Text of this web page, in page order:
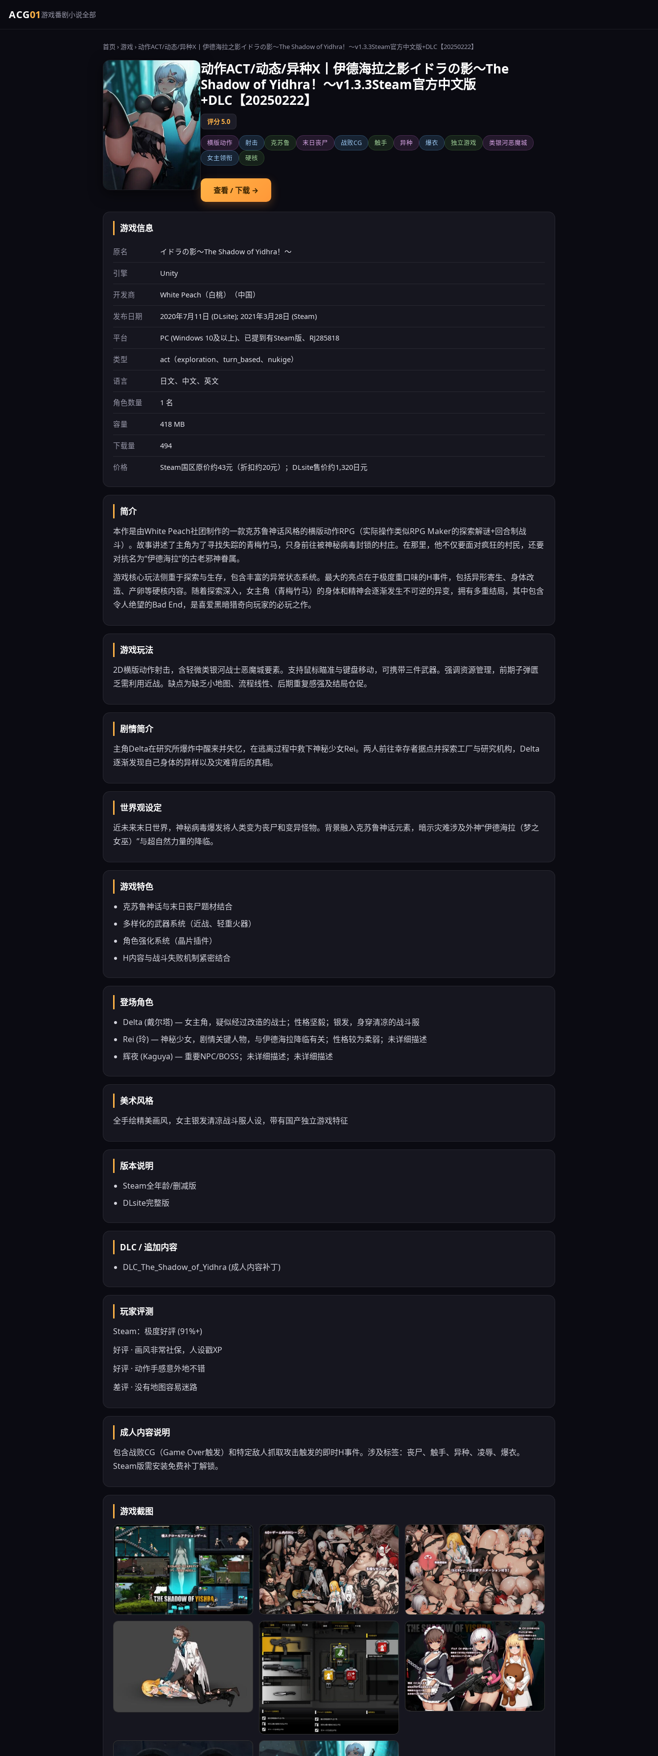
ACG01游戏番剧小说全部
首页 ›游戏› 动作ACT/动态/异种X丨伊德海拉之影イドラの影～The Shadow of Yidhra！～v1.3.3Steam官方中文版+DLC【20250222】
动作ACT/动态/异种X丨伊德海拉之影イドラの影～The
Shadow of Yidhra！～v1.3.3Steam官方中文版
+DLC【20250222】
评分 5.0
横版动作 射击 克苏鲁 末日丧尸 战败CG 触手 异种 爆衣 独立游戏
类银河恶魔城
女主领衔
硬核
查看 / 下载 →
游戏信息
原名 イドラの影～The Shadow of Yidhra！～
引擎 Unity
开发商 White Peach（白桃）（中国）
发布日期 2020年7月11日 (DLsite); 2021年3月28日 (Steam)
平台 PC (Windows 10及以上)、已提到有Steam版、RJ285818
类型 act（exploration、turn_based、nukige）
语言 日文、中文、英文
角色数量 1 名
容量 418 MB
下载量 494
价格 Steam国区原价约43元（折扣约20元）；DLsite售价约1,320日元
简介
本作是由White Peach社团制作的一款克苏鲁神话风格的横版动作RPG（实际操作类似RPG Maker的探索解谜+回合制战
斗）。故事讲述了主角为了寻找失踪的青梅竹马，只身前往被神秘病毒封锁的村庄。在那里，他不仅要面对疯狂的村民，还要
对抗名为“伊德海拉”的古老邪神眷属。
游戏核心玩法侧重于探索与生存，包含丰富的异常状态系统。最大的亮点在于极度重口味的H事件，包括异形寄生、身体改
造、产卵等硬核内容。随着探索深入，女主角（青梅竹马）的身体和精神会逐渐发生不可逆的异变，拥有多重结局，其中包含
令人绝望的Bad End，是喜爱黑暗猎奇向玩家的必玩之作。
游戏玩法
2D横版动作射击，含轻微类银河战士恶魔城要素。支持鼠标瞄准与键盘移动，可携带三件武器。强调资源管理，前期子弹匮
乏需利用近战。缺点为缺乏小地图、流程线性、后期重复感强及结局仓促。
剧情简介
主角Delta在研究所爆炸中醒来并失忆，在逃离过程中救下神秘少女Rei。两人前往幸存者据点并探索工厂与研究机构，Delta
逐渐发现自己身体的异样以及灾难背后的真相。
世界观设定
近未来末日世界，神秘病毒爆发将人类变为丧尸和变异怪物。背景融入克苏鲁神话元素，暗示灾难涉及外神“伊德海拉（梦之
女巫）”与超自然力量的降临。
游戏特色
克苏鲁神话与末日丧尸题材结合
多样化的武器系统（近战、轻重火器）
角色强化系统（晶片插件）
H内容与战斗失败机制紧密结合
登场角色
Delta (戴尔塔) — 女主角，疑似经过改造的战士；性格坚毅；银发，身穿清凉的战斗服
Rei (玲) — 神秘少女，剧情关键人物，与伊德海拉降临有关；性格较为柔弱；未详细描述
辉夜 (Kaguya) — 重要NPC/BOSS；未详细描述；未详细描述
美术风格
全手绘精美画风，女主银发清凉战斗服人设，带有国产独立游戏特征
版本说明
Steam全年龄/删减版
DLsite完整版
DLC / 追加内容
DLC_The_Shadow_of_Yidhra (成人内容补丁)
玩家评测
Steam：极度好評 (91%+)
好评 · 画风非常社保，人设戳XP
好评 · 动作手感意外地不错
差评 · 没有地图容易迷路
成人内容说明
包含战败CG（Game Over触发）和特定敌人抓取攻击触发的即时H事件。涉及标签：丧尸、触手、异种、凌辱、爆衣。
Steam版需安装免费补丁解锁。
游戏截图